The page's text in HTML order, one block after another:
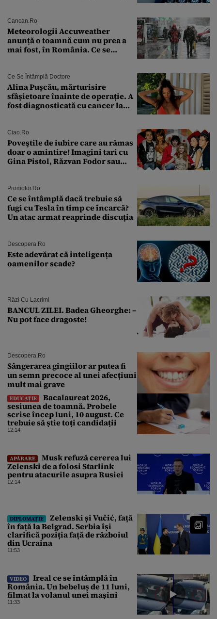
Cancan.ro
Meteorologii Accuweather
anunță o toamnă cum nu prea a
mai fost, în România. Ce se
București. Pe ce dată ninge
Ce Se Întâmplă Doctore
Alina Pușcău, mărturisire
sfâșietoare înainte de operație. A
fost diagnosticată cu cancer la
îmi salvez viața”
Ciao.ro
Poveştile de iubire care au rămas
doar o amintire! Imagini tari cu
Gina Pistol, Răzvan Fodor sau
Promotor.ro
Ce se întâmplă dacă trebuie să
fugi cu Tesla în timp ce încarcă?
Un atac armat reaprinde discuția
Descopera.ro
Este adevărat că inteligența
oamenilor scade?
Râzi Cu Lacrimi
BANCUL ZILEI. Badea Gheorghe: –
Nu pot face dragoste!
Descopera.ro
Sângerarea gingiilor ar putea fi
un semn precoce al unei afecțiuni
mult mai grave
EDUCAȚIE
Bacalaureat 2026,
sesiunea de toamnă. Probele
scrise încep luni, 10 august. Ce
trebuie să știe toți candidații
12:14
APĂRARE
Musk refuză cererea lui
Zelenski de a folosi Starlink
pentru atacurile asupra Rusiei
12:14
DIPLOMAȚIE
Zelenski și Vučić, față
în față la Belgrad. Serbia își
clarifică poziția față de războiul
din Ucraina
11:53
VIDEO
Ireal ce se întâmplă în
România. Un bebeluș de 11 luni,
filmat la volanul unei mașini
11:33